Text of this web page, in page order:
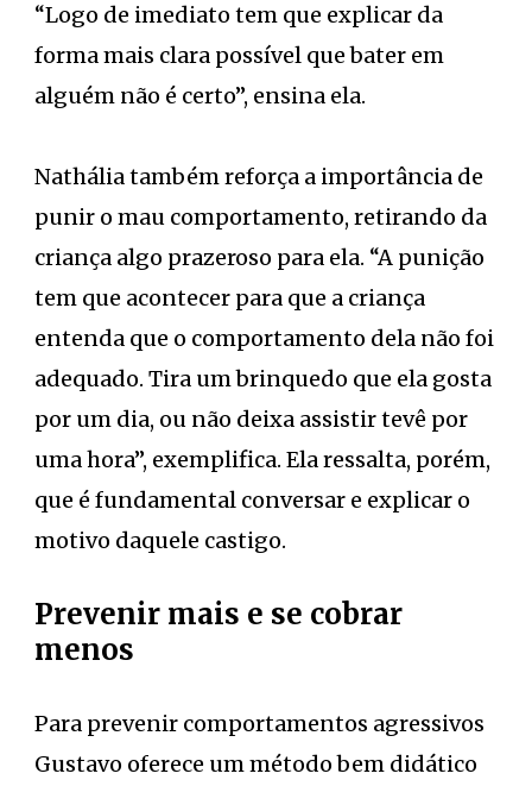
“Logo de imediato tem que explicar da
forma mais clara possível que bater em
alguém não é certo”, ensina ela.
Nathália também reforça a importância de
punir o mau comportamento, retirando da
criança algo prazeroso para ela. “A punição
tem que acontecer para que a criança
entenda que o comportamento dela não foi
adequado. Tira um brinquedo que ela gosta
por um dia, ou não deixa assistir tevê por
uma hora”, exemplifica. Ela ressalta, porém,
que é fundamental conversar e explicar o
motivo daquele castigo.
Prevenir mais e se cobrar
menos
Para prevenir comportamentos agressivos
Gustavo oferece um método bem didático